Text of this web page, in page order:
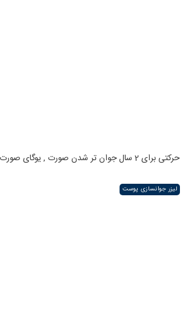
حرکتی برای 2 سال جوان تر شدن صورت , یوگای صورت
لیزر جوانسازی پوست